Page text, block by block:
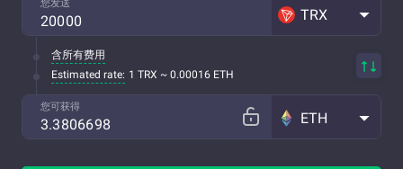
您发送
TRX
含所有费用
Estimated rate: 1 TRX ~ 0.00016 ETH
您可获得
ETH